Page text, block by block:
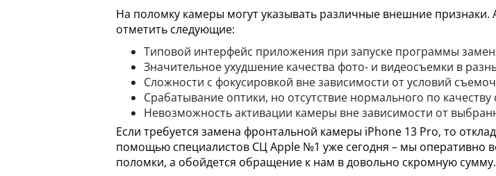
На поломку камеры могут указывать различные внешние
отметить следующие:
Типовой интерфейс приложения при запуске программы
Значительное ухудшение качества фото- и видеосъемки в
Сложности с фокусировкой вне зависимости от условий
Срабатывание оптики, но отсутствие нормального по
Невозможность активации камеры вне зависимости от
Если требуется замена фронтальной камеры iPhone 13 Pro, то
помощью специалистов СЦ Apple №1 уже сегодня – мы оперативно
поломки, а обойдется обращение к нам в довольно скромную сумму.